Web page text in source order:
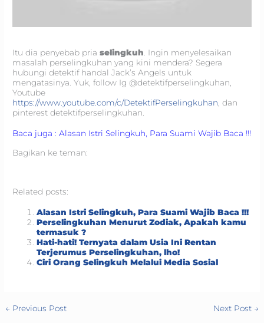
Itu dia penyebab priaselingkuh . Ingin menyelesaikan
masalah perselingkuhan yang kini mendera? Segera
hubungi detektif handal Jack’s Angels untuk
mengatasinya. Yuk, follow Ig @detektifperselingkuhan,
Youtube
https://www.youtube.com/c/DetektifPerselingkuhan , dan
pinterest detektifperselingkuhan.
Baca juga : Alasan Istri Selingkuh, Para Suami Wajib Baca !!!
Bagikan ke teman:
Related posts:
Alasan Istri Selingkuh, Para Suami Wajib Baca !!!
Perselingkuhan Menurut Zodiak, Apakah kamu
termasuk ?
Hati-hati! Ternyata dalam Usia Ini Rentan
Terjerumus Perselingkuhan, lho!
Ciri Orang Selingkuh Melalui Media Sosial
← Previous Post Next Post →